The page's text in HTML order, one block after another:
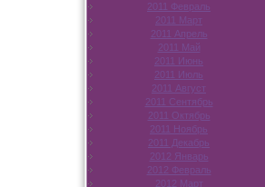
2011 Февраль
2011 Март
2011 Апрель
2011 Май
2011 Июнь
2011 Июль
2011 Август
2011 Сентябрь
2011 Октябрь
2011 Ноябрь
2011 Декабрь
2012 Январь
2012 Февраль
2012 Март